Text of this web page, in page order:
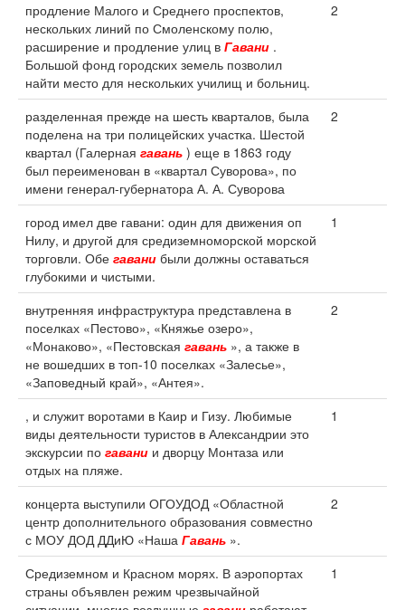
продление Малого и Среднего проспектов,
нескольких линий по Смоленскому полю,
расширение и продление улиц в Гавани .
Большой фонд городских земель позволил
найти место для нескольких училищ и больниц.
2
разделенная прежде на шесть кварталов, была
поделена на три полицейских участка. Шестой
квартал (Галерная гавань ) еще в 1863 году
был переименован в «квартал Суворова», по
имени генерал-губернатора А. А. Суворова
2
город имел две гавани: один для движения оп
Нилу, и другой для средиземноморской морской
торговли. Обе гавани были должны оставаться
глубокими и чистыми.
1
внутренняя инфраструктура представлена в
поселках «Пестово», «Княжье озеро»,
«Монаково», «Пестовская гавань », а также в
не вошедших в топ-10 поселках «Залесье»,
«Заповедный край», «Антея».
2
, и служит воротами в Каир и Гизу. Любимые
виды деятельности туристов в Александрии это
экскурсии по гавани и дворцу Монтаза или
отдых на пляже.
1
концерта выступили ОГОУДОД «Областной
центр дополнительного образования совместно
с МОУ ДОД ДДиЮ «Наша Гавань ».
2
Средиземном и Красном морях. В аэропортах
страны объявлен режим чрезвычайной
1